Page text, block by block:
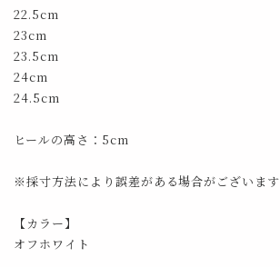
22.5cm
23cm
23.5cm
24cm
24.5cm
ヒールの高さ：5cm
※採寸方法により誤差がある場合がございます
【カラー】
オフホワイト